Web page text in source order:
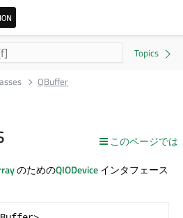
QBuffer
このページでは
のためのQIODeviceインタフェース